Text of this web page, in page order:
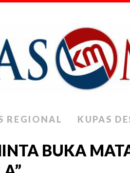
REGIONAL KUPAS
BUKA